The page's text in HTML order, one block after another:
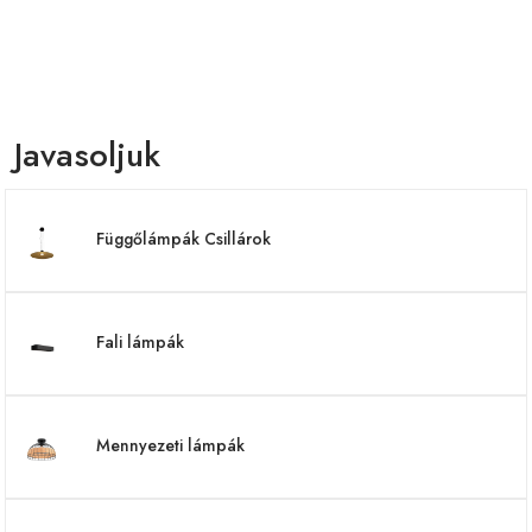
Javasoljuk
Függőlámpák Csillárok
Fali lámpák
Mennyezeti lámpák